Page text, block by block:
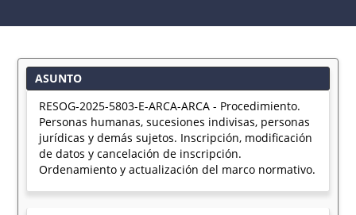
ASUNTO
RESOG-2025-5803-E-ARCA-ARCA - Procedimiento.
Personas humanas, sucesiones indivisas, personas
jurídicas y demás sujetos. Inscripción, modificación
de datos y cancelación de inscripción.
Ordenamiento y actualización del marco normativo.